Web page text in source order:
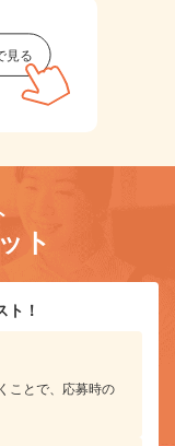
ト
ト！
ことで、応募時の